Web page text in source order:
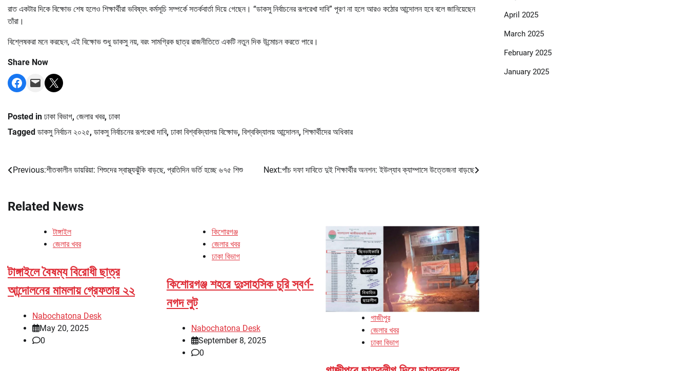
রাত একটার দিকে বিক্ষোভ শেষ হলেও শিক্ষার্থীরা ভবিষ্যৎ কর্মসূচি সম্পর্কে সতর্কবার্তা দিয়ে গেছেন। “ডাকসু নির্বাচনের রূপরেখা দাবি” পূরণ না হলে আরও কঠোর আন্দোলন হবে বলে জানিয়েছেন
তাঁরা।
বিশ্লেষকরা মনে করছেন, এই বিক্ষোভ শুধু ডাকসু নয়, বরং সামগ্রিক ছাত্র রাজনীতিতে একটি নতুন দিক উন্মোচন করতে পারে।
Share Now
Share on Facebook
Email this Page
Share on X
Posted in ঢাকা বিভাগ, জেলার খবর, ঢাকা
Tagged ডাকসু নির্বাচন ২০২৫, ডাকসু নির্বাচনের রূপরেখা দাবি, ঢাকা বিশ্ববিদ্যালয় বিক্ষোভ, বিশ্ববিদ্যালয় আন্দোলন, শিক্ষার্থীদের অধিকার
Post
Previous:শীতকালীন ডায়রিয়া: শিশুদের স্বাস্থ্যঝুঁকি বাড়ছে, প্রতিদিন ভর্তি হচ্ছে ৬৭৫ শিশু Next:পাঁচ দফা দাবিতে দুই শিক্ষার্থীর অনশন: ইউল্যাব ক্যাম্পাসে উত্তেজনা বাড়ছে
Related News
টাঙ্গাইল
জেলার খবর
টাঙ্গাইলে বৈষম্য বিরোধী ছাত্র
আন্দোলনের মামলায় গ্রেফতার ২২
Nabochatona Desk
May 20, 2025
0
কিশোরগঞ্জ
জেলার খবর
ঢাকা বিভাগ
কিশোরগঞ্জ শহরে দুঃসাহসিক চুরি স্বর্ণ-
নগদ লুট
Nabochatona Desk
September 8, 2025
0
গাজীপুর
জেলার খবর
ঢাকা বিভাগ
April 2025
March 2025
February 2025
January 2025